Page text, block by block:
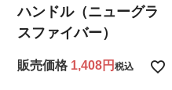
ハンドル（ニューグラ
スファイバー）
販売価格 1,408 税込